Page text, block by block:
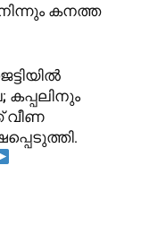
കനത്ത
കപ്പലിനും
വീണ